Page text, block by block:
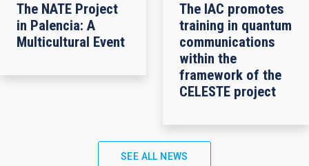
The NATE Project
in Palencia: A
Multicultural Event
The IAC promotes
training in quantum
communications
within the
framework of the
CELESTE project
SEE ALL NEWS